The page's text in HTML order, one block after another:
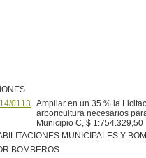
0113
Ampliar en un 35 % la
arboricultura necesarios
Municipio C, $ 1:754.329,50
MUNICIPALES Y
BOMBEROS